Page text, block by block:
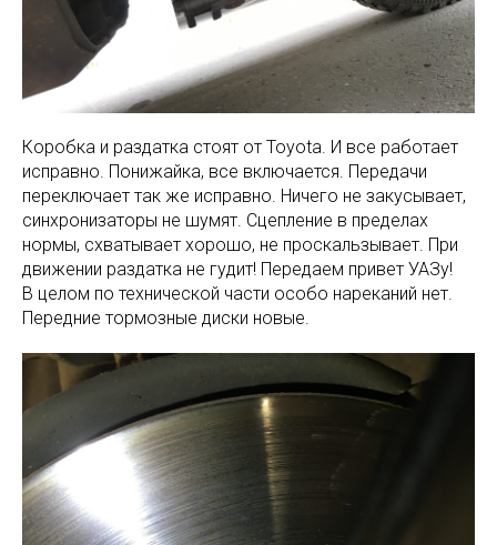
Коробка и раздатка стоят от Toyota. И все работает
исправно. Понижайка, все включается. Передачи
переключает так же исправно. Ничего не закусывает,
синхронизаторы не шумят. Сцепление в пределах
нормы, схватывает хорошо, не проскальзывает. При
движении раздатка не гудит! Передаем привет УАЗу!
В целом по технической части особо нареканий нет.
Передние тормозные диски новые.